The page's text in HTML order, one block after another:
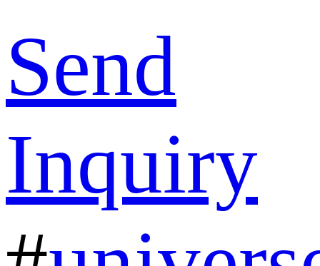
Send
Inquiry